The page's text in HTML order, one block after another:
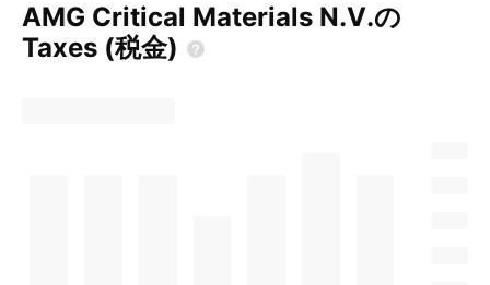
AMG Critical Materials N.V.の
Taxes (税金)